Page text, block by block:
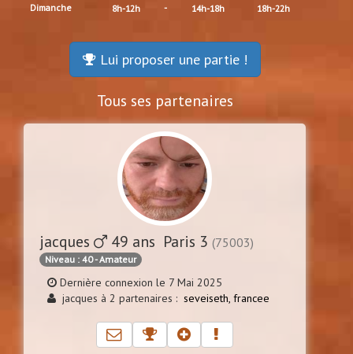
Dimanche 8h-12h - 14h-18h 18h-22h
Lui proposer une partie !
Tous ses partenaires
jacques 49 ans Paris 3 (75003)
Niveau : 40 - Amateur
Dernière connexion le 7 Mai 2025
jacques à 2 partenaires : seveiseth, francee